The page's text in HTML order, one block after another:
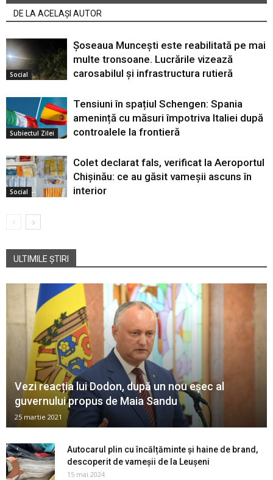
DE LA ACELAȘI AUTOR
Social
Șoseaua Muncești este reabilitată pe mai
multe tronsoane. Lucrările vizează
carosabilul și infrastructura rutieră
Subiectul Zilei
Tensiuni în spațiul Schengen: Spania
amenință cu măsuri împotriva Italiei după
controalele la frontieră
Social
Colet declarat fals, verificat la Aeroportul
Chișinău: ce au găsit vameșii ascuns în
interior
ULTIMILE ȘTIRI
Vezi reacția lui Dodon, după un nou eșec al
guvernului propus de Maia Sandu
25 martie 2021
Autocarul plin cu încălțăminte și haine de brand,
descoperit de vameșii de la Leușeni
15 mai 2024